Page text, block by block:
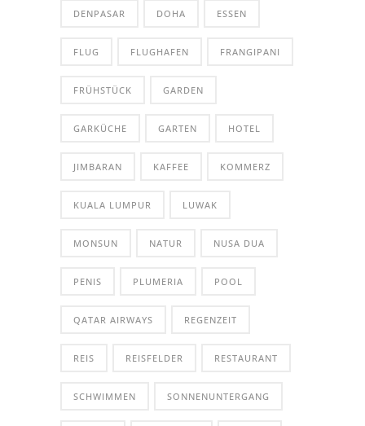
DENPASAR DOHA ESSEN
FLUG FLUGHAFEN FRANGIPANI
FRÜHSTÜCK GARDEN
GARKÜCHE GARTEN HOTEL
JIMBARAN KAFFEE KOMMERZ
KUALA LUMPUR LUWAK
MONSUN NATUR NUSA DUA
PENIS PLUMERIA POOL
QATAR AIRWAYS REGENZEIT
REIS REISFELDER RESTAURANT
SCHWIMMEN SONNENUNTERGANG